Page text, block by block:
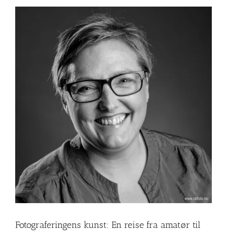
Fotograferingens kunst: En reise fra amatør til